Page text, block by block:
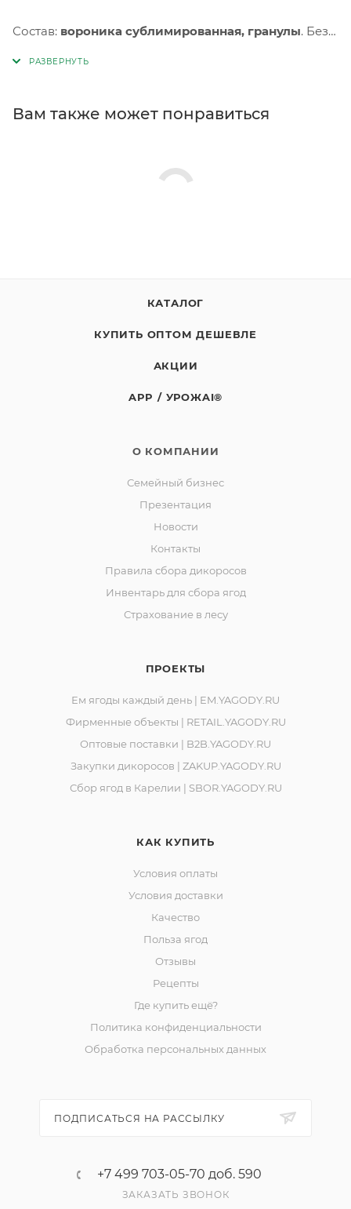
Состав: вороника сублимированная, гранулы. Без
Энергетическая ценность на 100г (калорийность):
Хранить от попадания прямых солнечных лучей, при
СТО 00493534-039-2016
Изготовитель: СППСК «Ягоды Карелии»
Юридический адрес: 188523, Российская Федерация,
Лопухинка, ул. Советская, д. 1, корп. А, пом. 2.
Вам также может понравиться
КАТАЛОГ
КУПИТЬ ОПТОМ ДЕШЕВЛЕ
АКЦИИ
APP / УРОЖAI®
О КОМПАНИИ
Семейный бизнес
Презентация
Новости
Контакты
Правила сбора дикоросов
Инвентарь для сбора ягод
Страхование в лесу
ПРОЕКТЫ
Ем ягоды каждый день | EM.YAGODY.RU
Фирменные объекты | RETAIL.YAGODY.RU
Оптовые поставки | B2B.YAGODY.RU
Закупки дикоросов | ZAKUP.YAGODY.RU
Сбор ягод в Карелии | SBOR.YAGODY.RU
КАК КУПИТЬ
Условия оплаты
Условия доставки
Качество
Польза ягод
Отзывы
Рецепты
Где купить ещё?
Политика конфиденциальности
Обработка персональных данных
ПОДПИСАТЬСЯ НА РАССЫЛКУ
+7 499 703-05-70 доб. 590
ЗАКАЗАТЬ ЗВОНОК